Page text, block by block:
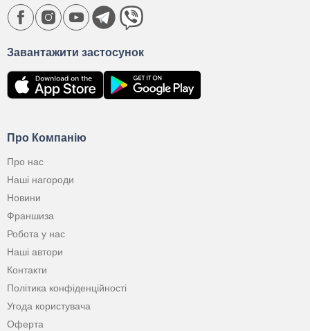
Про Компанію
Про нас
Наші нагороди
Новини
Франшиза
Робота у нас
Наші автори
Контакти
Політика конфіденційності
Угода користувача
Оферта
Завантажити застосунок